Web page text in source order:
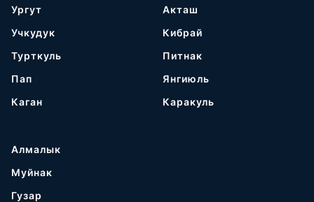
Ургут
Учкудук
Турткуль
Пап
Каган
Акташ
Кибрай
Питнак
Янгиюль
Каракуль
Алмалык
Муйнак
Гузар